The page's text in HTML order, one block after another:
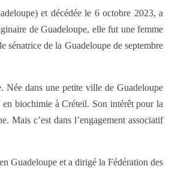
et décédée le 6 octobre 2023, a
de Guadeloupe, elle fut une femme
sénatrice de la Guadeloupe de septembre
Née dans une petite ville de Guadeloupe
biochimie à Créteil. Son intérêt pour la
Mais c’est dans l’engagement associatif
Guadeloupe et a dirigé la Fédération des